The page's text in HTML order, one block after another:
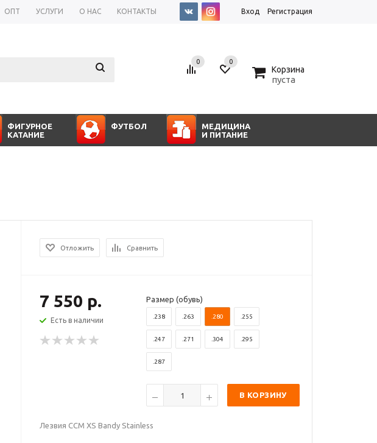
ОПТ УСЛУГИ О НАС КОНТАКТЫ Вход Регистрация
0 0
Корзина
пуста
ФИГУРНОЕ
КАТАНИЕ
ФУТБОЛ
МЕДИЦИНА
И ПИТАНИЕ
Отложить Сравнить
7 550 р.
Есть в наличии
Размер (обувь)
.238 .263 .280 .255
.247 .271 .304 .295
.287
В КОРЗИНУ
Лезвия CCM XS Bandy Stainless